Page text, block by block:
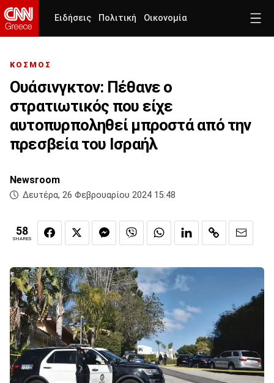
Ειδήσεις Πολιτική Οικονομία
ΚΟΣΜΟΣ
Ουάσινγκτον: Πέθανε ο
στρατιωτικός που είχε
αυτοπυρποληθεί μπροστά από την
πρεσβεία του Ισραήλ
Newsroom
Δευτέρα, 26 Φεβρουαρίου 2024 15:48
58
SHARES